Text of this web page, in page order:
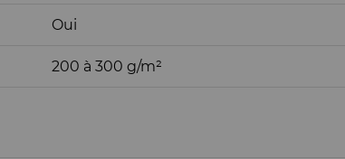
Oui
200 à 300 g/m²